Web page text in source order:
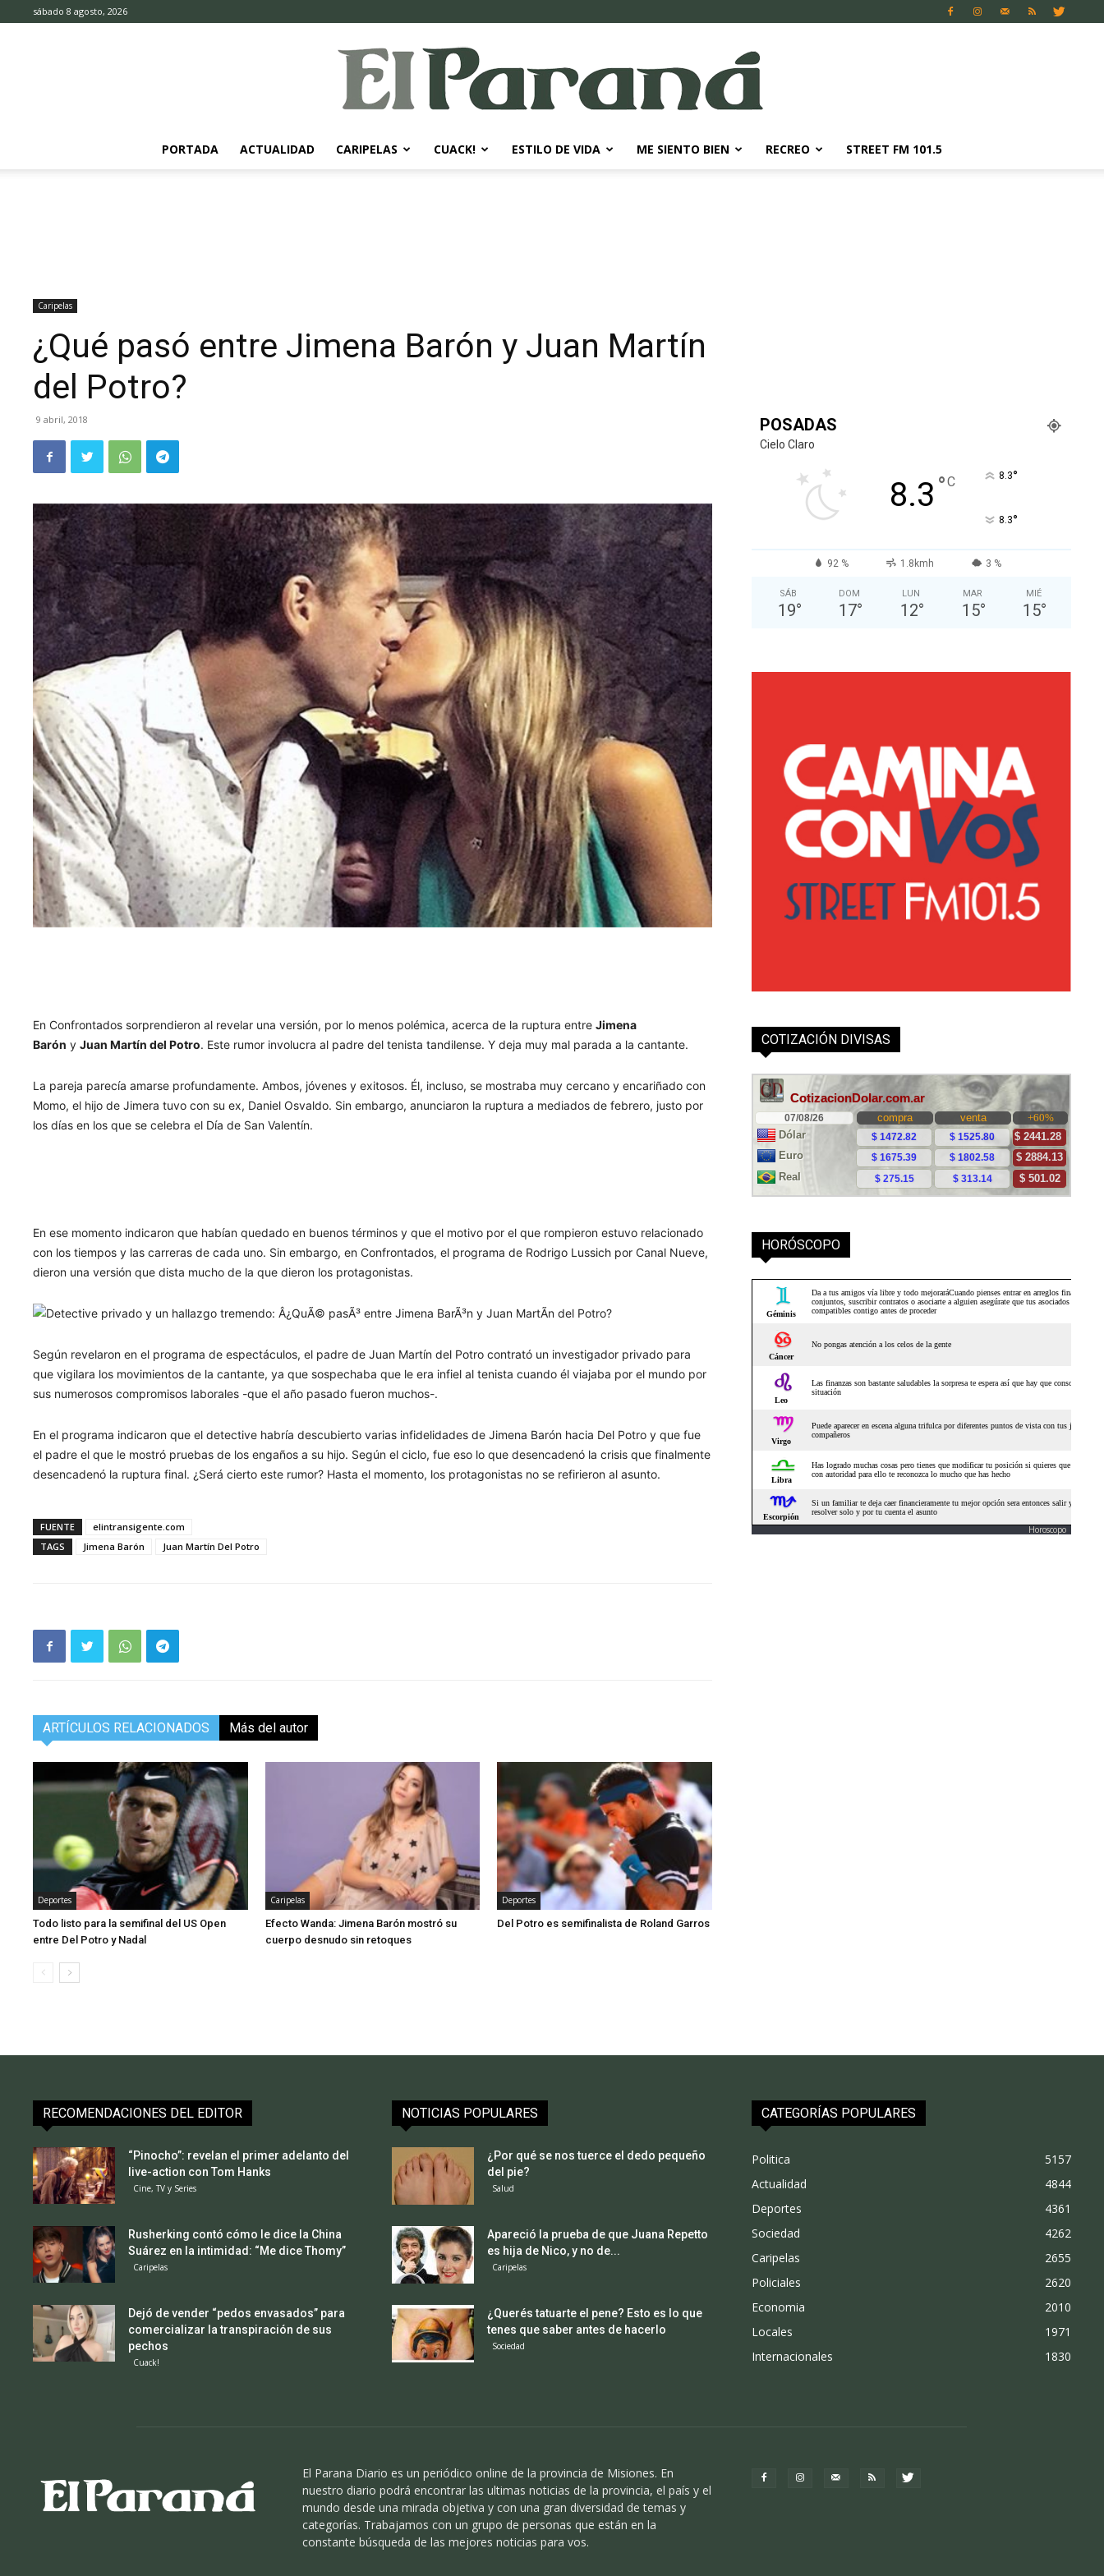
sábado 8 agosto, 2026
PORTADA ACTUALIDAD CARIPELAS CUACK! ESTILO DE VIDA ME SIENTO BIEN RECREO STREET FM 101.5
Caripelas
¿Qué pasó entre Jimena Barón y Juan Martín
del Potro?
9 abril, 2018
En Confrontados sorprendieron al revelar una versión, por lo menos polémica, acerca de la ruptura entreJimena
Barón yJuan Martín del Potro. Este rumor involucra al padre del tenista tandilense. Y deja muy mal parada a la cantante.
La pareja parecía amarse profundamente. Ambos, jóvenes y exitosos. Él, incluso, se mostraba muy cercano y encariñado con
Momo, el hijo de Jimera tuvo con su ex, Daniel Osvaldo. Sin embargo, anunciaron la ruptura a mediados de febrero, justo por
los días en los que se celebra el Día de San Valentín.
En ese momento indicaron que habían quedado en buenos términos y que el motivo por el que rompieron estuvo relacionado
con los tiempos y las carreras de cada uno. Sin embargo, en Confrontados, el programa de Rodrigo Lussich por Canal Nueve,
dieron una versión que dista mucho de la que dieron los protagonistas.
Según revelaron en el programa de espectáculos, el padre de Juan Martín del Potro contrató un investigador privado para
que vigilara los movimientos de la cantante, ya que sospechaba que le era infiel al tenista cuando él viajaba por el mundo por
sus numerosos compromisos laborales -que el año pasado fueron muchos-.
En el programa indicaron que el detective habría descubierto varias infidelidades de Jimena Barón hacia Del Potro y que fue
el padre el que le mostró pruebas de los engaños a su hijo. Según el ciclo, fue eso lo que desencadenó la crisis que finalmente
desencadenó la ruptura final. ¿Será cierto este rumor? Hasta el momento, los protagonistas no se refirieron al asunto.
FUENTE
elintransigente.com
TAGS
Jimena Barón Juan Martín Del Potro
ARTÍCULOS RELACIONADOS Más del autor
Deportes
Todo listo para la semifinal del US Open
entre Del Potro y Nadal
Caripelas
Efecto Wanda: Jimena Barón mostró su
cuerpo desnudo sin retoques
Deportes
Del Potro es semifinalista de Roland Garros
POSADAS
Cielo Claro
8.3 °C 8.3°
8.3°
92 % 1.8kmh 3 %
SÁB
19°
DOM
17°
LUN
12°
MAR
15°
MIÉ
15°
COTIZACIÓN DIVISAS
HORÓSCOPO
Horoscopo
RECOMENDACIONES DEL EDITOR
“Pinocho”: revelan el primer adelanto del
live-action con Tom Hanks
Cine, TV y Series
Rusherking contó cómo le dice la China
Suárez en la intimidad: “Me dice Thomy”
Caripelas
Dejó de vender “pedos envasados” para
comercializar la transpiración de sus
pechos
Cuack!
NOTICIAS POPULARES
¿Por qué se nos tuerce el dedo pequeño
del pie?
Salud
Apareció la prueba de que Juana Repetto
es hija de Nico, y no de...
Caripelas
¿Querés tatuarte el pene? Esto es lo que
tenes que saber antes de hacerlo
Sociedad
CATEGORÍAS POPULARES
Politica
5157
Actualidad
4844
Deportes
4361
Sociedad
4262
Caripelas
2655
Policiales
2620
Economia
2010
Locales
1971
Internacionales
1830
El Parana Diario es un periódico online de la provincia de Misiones. En
nuestro diario podrá encontrar las ultimas noticias de la provincia, el país y el
mundo desde una mirada objetiva y con una gran diversidad de temas y
categorías. Trabajamos con un grupo de personas que están en la
constante búsqueda de las mejores noticias para vos.